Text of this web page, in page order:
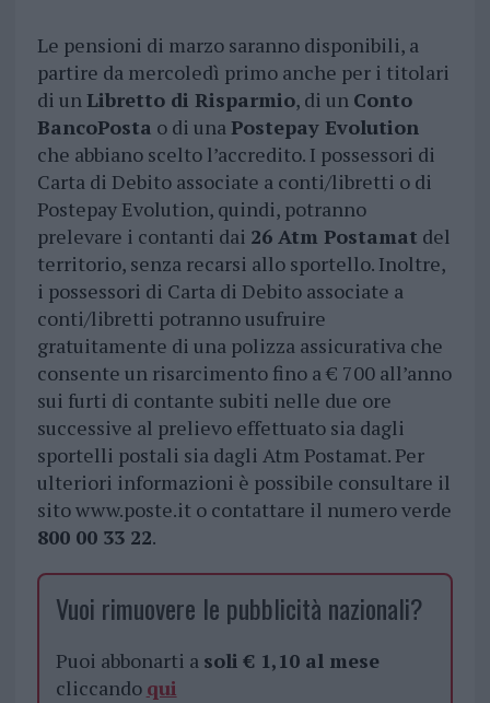
Le pensioni di marzo saranno disponibili, a
partire da mercoledì primo anche per i titolari
di unLibretto di Risparmio, di un Conto
BancoPosta o di unaPostepay Evolution
che abbiano scelto l’accredito. I possessori di
Carta di Debito associate a conti/libretti o di
Postepay Evolution, quindi, potranno
prelevare i contanti dai 26 Atm Postamat del
territorio, senza recarsi allo sportello. Inoltre,
i possessori di Carta di Debito associate a
conti/libretti potranno usufruire
gratuitamente di una polizza assicurativa che
consente un risarcimento fino a € 700 all’anno
sui furti di contante subiti nelle due ore
successive al prelievo effettuato sia dagli
sportelli postali sia dagli Atm Postamat. Per
ulteriori informazioni è possibile consultare il
sito www.poste.it o contattare il numero verde
800 00 33 22.
Vuoi rimuovere le pubblicità nazionali?
Puoi abbonarti a soli € 1,10 al mese
cliccando qui